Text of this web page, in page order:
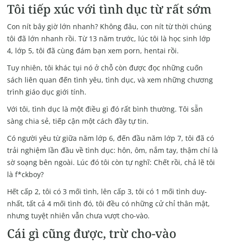
Tôi tiếp xúc với tình dục từ rất sớm
Con nít bây giờ lớn nhanh? Không đâu, con nít từ thời chúng
tôi đã lớn nhanh rồi. Từ 13 năm trước, lúc tôi là học sinh lớp
4, lớp 5, tôi đã cùng đám bạn xem porn, hentai rồi.
Tuy nhiên, tôi khác tụi nó ở chỗ còn được đọc những cuốn
sách liên quan đến tình yêu, tình dục, và xem những chương
trình giáo dục giới tính.
Với tôi, tình dục là một điều gì đó rất bình thường. Tôi sẵn
sàng chia sẻ, tiếp cận một cách đầy tự tin.
Có người yêu từ giữa năm lớp 6, đến đầu năm lớp 7, tôi đã có
trải nghiệm lần đầu về tình dục: hôn, ôm, nắm tay, thậm chí là
sờ soạng bên ngoài. Lúc đó tôi còn tự nghĩ: Chết rồi, chả lẽ tôi
là f*ckboy?
Hết cấp 2, tôi có 3 mối tình, lên cấp 3, tôi có 1 mối tình duy-
nhất, tất cả 4 mối tình đó, tôi đều có những cử chỉ thân mật,
nhưng tuyệt nhiên vẫn chưa vượt cho-vào.
Cái gì cũng được, trừ cho-vào